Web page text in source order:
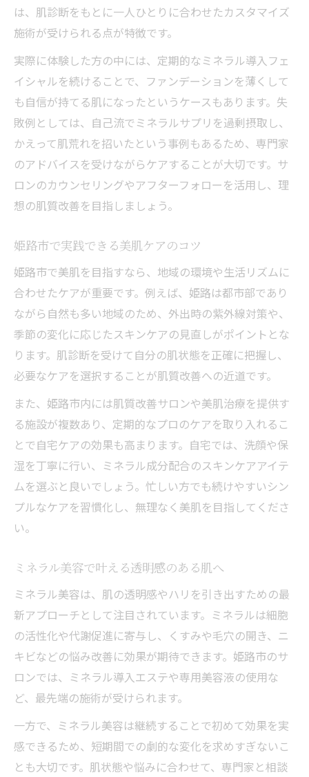
は、肌診断をもとに一人ひとりに合わせたカスタマイズ
施術が受けられる点が特徴です。
実際に体験した方の中には、定期的なミネラル導入フェ
イシャルを続けることで、ファンデーションを薄くして
も自信が持てる肌になったというケースもあります。失
敗例としては、自己流でミネラルサプリを過剰摂取し、
かえって肌荒れを招いたという事例もあるため、専門家
のアドバイスを受けながらケアすることが大切です。サ
ロンのカウンセリングやアフターフォローを活用し、理
想の肌質改善を目指しましょう。
姫路市で実践できる美肌ケアのコツ
姫路市で美肌を目指すなら、地域の環境や生活リズムに
合わせたケアが重要です。例えば、姫路は都市部であり
ながら自然も多い地域のため、外出時の紫外線対策や、
季節の変化に応じたスキンケアの見直しがポイントとな
ります。肌診断を受けて自分の肌状態を正確に把握し、
必要なケアを選択することが肌質改善への近道です。
また、姫路市内には肌質改善サロンや美肌治療を提供す
る施設が複数あり、定期的なプロのケアを取り入れるこ
とで自宅ケアの効果も高まります。自宅では、洗顔や保
湿を丁寧に行い、ミネラル成分配合のスキンケアアイテ
ムを選ぶと良いでしょう。忙しい方でも続けやすいシン
プルなケアを習慣化し、無理なく美肌を目指してくださ
い。
ミネラル美容で叶える透明感のある肌へ
ミネラル美容は、肌の透明感やハリを引き出すための最
新アプローチとして注目されています。ミネラルは細胞
の活性化や代謝促進に寄与し、くすみや毛穴の開き、ニ
キビなどの悩み改善に効果が期待できます。姫路市のサ
ロンでは、ミネラル導入エステや専用美容液の使用な
ど、最先端の施術が受けられます。
一方で、ミネラル美容は継続することで初めて効果を実
感できるため、短期間での劇的な変化を求めすぎないこ
とも大切です。肌状態や悩みに合わせて、専門家と相談